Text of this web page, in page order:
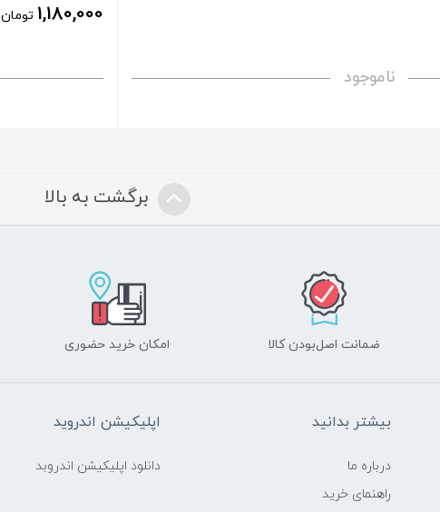
ناموجود
1,180,000 تومان
برگشت به بالا
ضمانت اصل‌بودن کالا امکان خرید حضوری
بیشتر بدانید
درباره ما
راهنمای خرید
اپلیکیشن اندروید
دانلود اپلیکیشن اندروبد